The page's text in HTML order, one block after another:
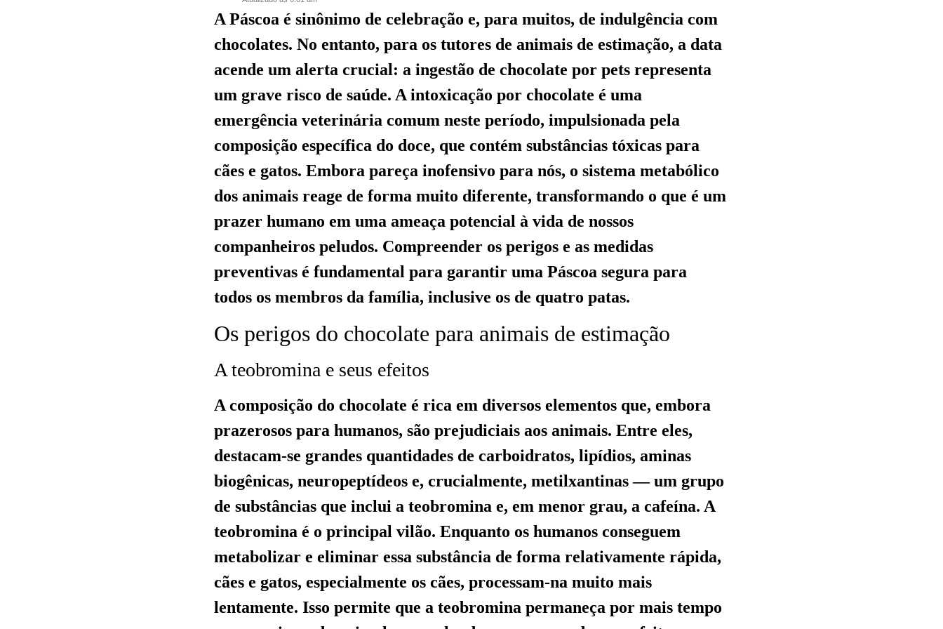
A Páscoa é sinônimo de celebração e, para muitos, de indulgência com
chocolates. No entanto, para os tutores de animais de estimação, a data
acende um alerta crucial: a ingestão de chocolate por pets representa
um grave risco de saúde. A intoxicação por chocolate é uma
emergência veterinária comum neste período, impulsionada pela
composição específica do doce, que contém substâncias tóxicas para
cães e gatos. Embora pareça inofensivo para nós, o sistema metabólico
dos animais reage de forma muito diferente, transformando o que é um
prazer humano em uma ameaça potencial à vida de nossos
companheiros peludos. Compreender os perigos e as medidas
preventivas é fundamental para garantir uma Páscoa segura para
todos os membros da família, inclusive os de quatro patas.
Os perigos do chocolate para animais de estimação
A teobromina e seus efeitos
A composição do chocolate é rica em diversos elementos que, embora
prazerosos para humanos, são prejudiciais aos animais. Entre eles,
destacam-se grandes quantidades de carboidratos, lipídios, aminas
biogênicas, neuropeptídeos e, crucialmente, metilxantinas — um grupo
de substâncias que inclui a teobromina e, em menor grau, a cafeína. A
teobromina é o principal vilão. Enquanto os humanos conseguem
metabolizar e eliminar essa substância de forma relativamente rápida,
cães e gatos, especialmente os cães, processam-na muito mais
lentamente. Isso permite que a teobromina permaneça por mais tempo